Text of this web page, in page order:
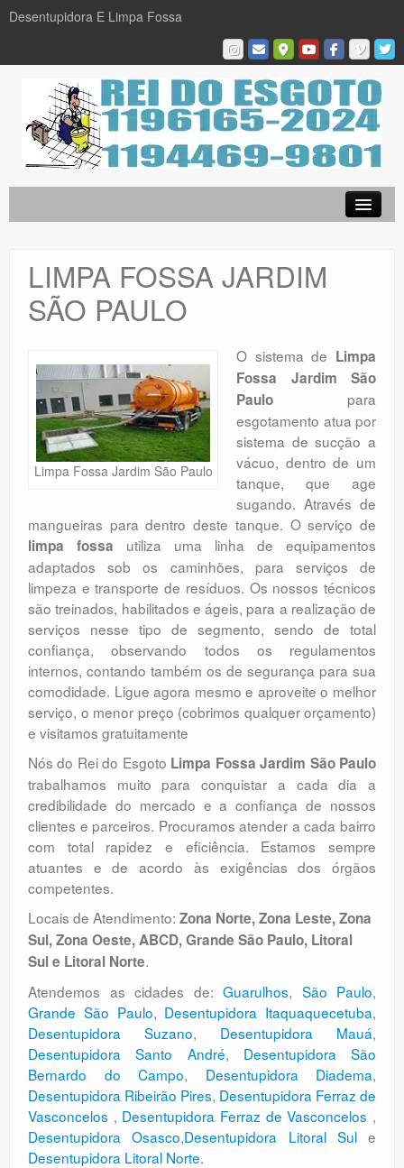
Desentupidora E Limpa Fossa
Limpa Fossa
Caça Vazamentos
Galeria De Fotos
Orçamento
Comentários
LIMPA FOSSA JARDIM
SÃO PAULO
Limpa Fossa Jardim São Paulo
O sistema de Limpa
Fossa Jardim São
Paulo para
esgotamento atua por
sistema de sucção a
vácuo, dentro de um
tanque, que age
sugando. Através de
mangueiras para dentro deste tanque. O serviço de
limpa fossa utiliza uma linha de equipamentos
adaptados sob os caminhões, para serviços de
limpeza e transporte de resíduos. Os nossos técnicos
são treinados, habilitados e ágeis, para a realização de
serviços nesse tipo de segmento, sendo de total
confiança, observando todos os regulamentos
internos, contando também os de segurança para sua
comodidade. Ligue agora mesmo e aproveite o melhor
serviço, o menor preço (cobrimos qualquer orçamento)
e visitamos gratuitamente
Nós do Rei do Esgoto Limpa Fossa Jardim São Paulo
trabalhamos muito para conquistar a cada dia a
credibilidade do mercado e a confiança de nossos
clientes e parceiros. Procuramos atender a cada bairro
com total rapidez e eficiência. Estamos sempre
atuantes e de acordo às exigências dos órgãos
competentes.
Locais de Atendimento: Zona Norte, Zona Leste, Zona
Sul, Zona Oeste, ABCD, Grande São Paulo, Litoral
Sul e Litoral Norte.
Atendemos as cidades de: Guarulhos, São Paulo,
Grande São Paulo, Desentupidora Itaquaquecetuba,
Desentupidora Suzano, Desentupidora Mauá,
Desentupidora Santo André, Desentupidora São
Bernardo do Campo, Desentupidora Diadema,
Desentupidora Ribeirão Pires, Desentupidora Ferraz de
Vasconcelos , Desentupidora Ferraz de Vasconcelos ,
Desentupidora Osasco,Desentupidora Litoral Sule
Desentupidora Litoral Norte.